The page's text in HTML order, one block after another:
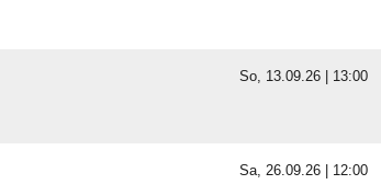
So, 13.09.26 | 13:00
Sa, 26.09.26 | 12:00